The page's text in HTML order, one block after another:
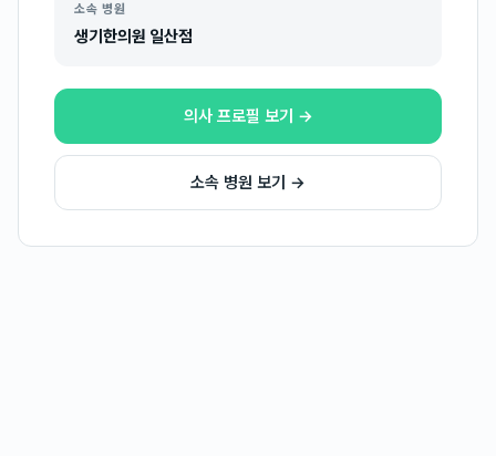
소속 병원
생기한의원 일산점
의사 프로필 보기 →
소속 병원 보기 →